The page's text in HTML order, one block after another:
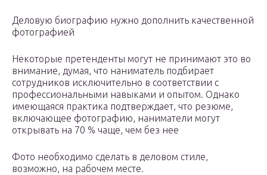
Деловую биографию нужно дополнить качественной
фотографией
Некоторые претенденты могут не принимают это во
внимание, думая, что наниматель подбирает
сотрудников исключительно в соответствии с
профессиональными навыками и опытом. Однако
имеющаяся практика подтверждает, что резюме,
включающее фотографию, наниматели могут
открывать на 70 % чаще, чем без нее
Фото необходимо сделать в деловом стиле,
возможно, на рабочем месте.